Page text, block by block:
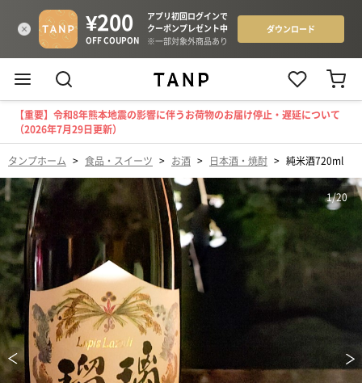
【重要】令和8年熊本地震の影響に伴うお荷物のお届け停止・遅延について
（2026年7月29日更新）
タンプホーム > 食品・スイーツ > お酒 > 日本酒・焼酎 > 純米酒720ml
1/20